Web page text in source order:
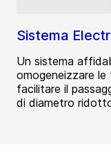
Sistema
Un sistema
omogeneizzare
facilitare il
di diametro